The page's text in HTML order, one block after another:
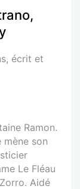
écrit et
Ramon.
son
Le Fléau
Aidé